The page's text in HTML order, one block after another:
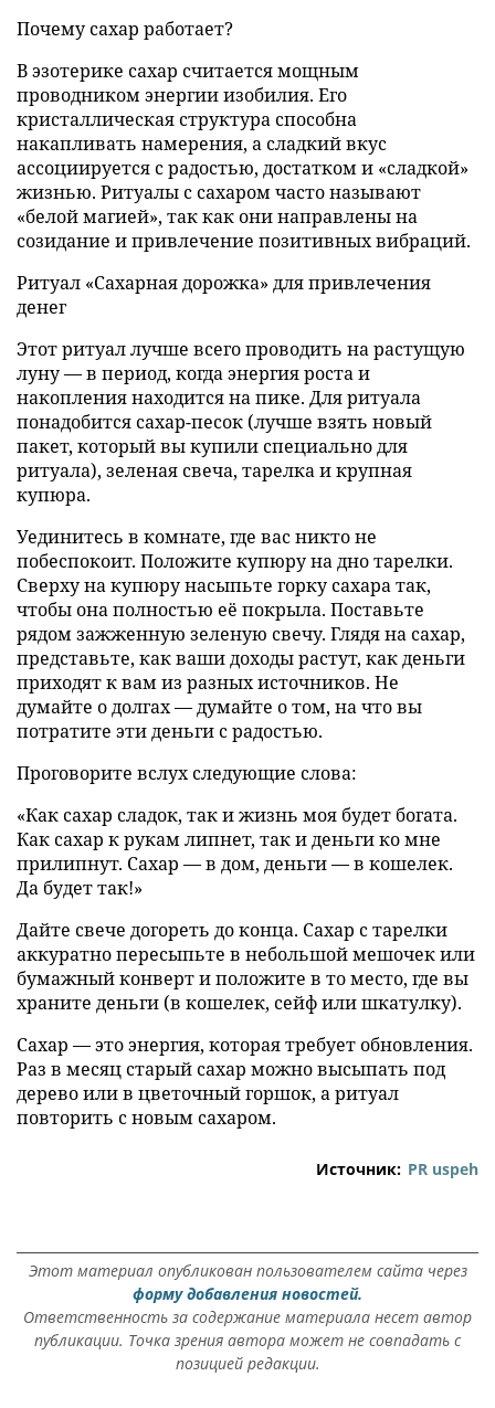
Почему сахар работает?
В эзотерике сахар считается мощным
проводником энергии изобилия. Его
кристаллическая структура способна
накапливать намерения, а сладкий вкус
ассоциируется с радостью, достатком и «сладкой»
жизнью. Ритуалы с сахаром часто называют
«белой магией», так как они направлены на
созидание и привлечение позитивных вибраций.
Ритуал «Сахарная дорожка» для привлечения
денег
Этот ритуал лучше всего проводить на растущую
луну — в период, когда энергия роста и
накопления находится на пике. Для ритуала
понадобится сахар-песок (лучше взять новый
пакет, который вы купили специально для
ритуала), зеленая свеча, тарелка и крупная
купюра.
Уединитесь в комнате, где вас никто не
побеспокоит. Положите купюру на дно тарелки.
Сверху на купюру насыпьте горку сахара так,
чтобы она полностью её покрыла. Поставьте
рядом зажженную зеленую свечу. Глядя на сахар,
представьте, как ваши доходы растут, как деньги
приходят к вам из разных источников. Не
думайте о долгах — думайте о том, на что вы
потратите эти деньги с радостью.
Проговорите вслух следующие слова:
«Как сахар сладок, так и жизнь моя будет богата.
Как сахар к рукам липнет, так и деньги ко мне
прилипнут. Сахар — в дом, деньги — в кошелек.
Да будет так!»
Дайте свече догореть до конца. Сахар с тарелки
аккуратно пересыпьте в небольшой мешочек или
бумажный конверт и положите в то место, где вы
храните деньги (в кошелек, сейф или шкатулку).
Сахар — это энергия, которая требует обновления.
Раз в месяц старый сахар можно высыпать под
дерево или в цветочный горшок, а ритуал
повторить с новым сахаром.
Источник: PR uspeh
Этот материал опубликован пользователем сайта через
форму добавления новостей.
Ответственность за содержание материала несет автор
публикации. Точка зрения автора может не совпадать с
позицией редакции.